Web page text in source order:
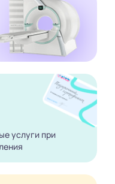
услуги при